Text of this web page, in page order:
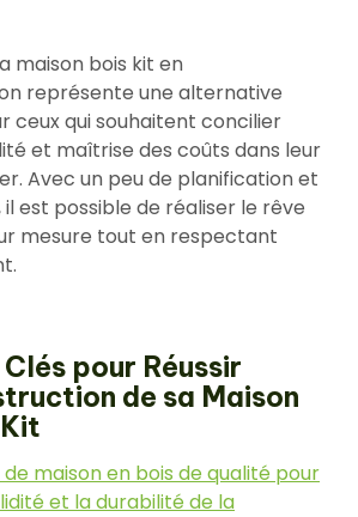
maison bois kit en
représente une alternative
ceux qui souhaitent concilier
et maîtrise des coûts dans leur
Avec un peu de planification et
est possible de réaliser le rêve
mesure tout en respectant
pour Réussir
de sa Maison
de maison en bois de qualité pour
et la durabilité de la